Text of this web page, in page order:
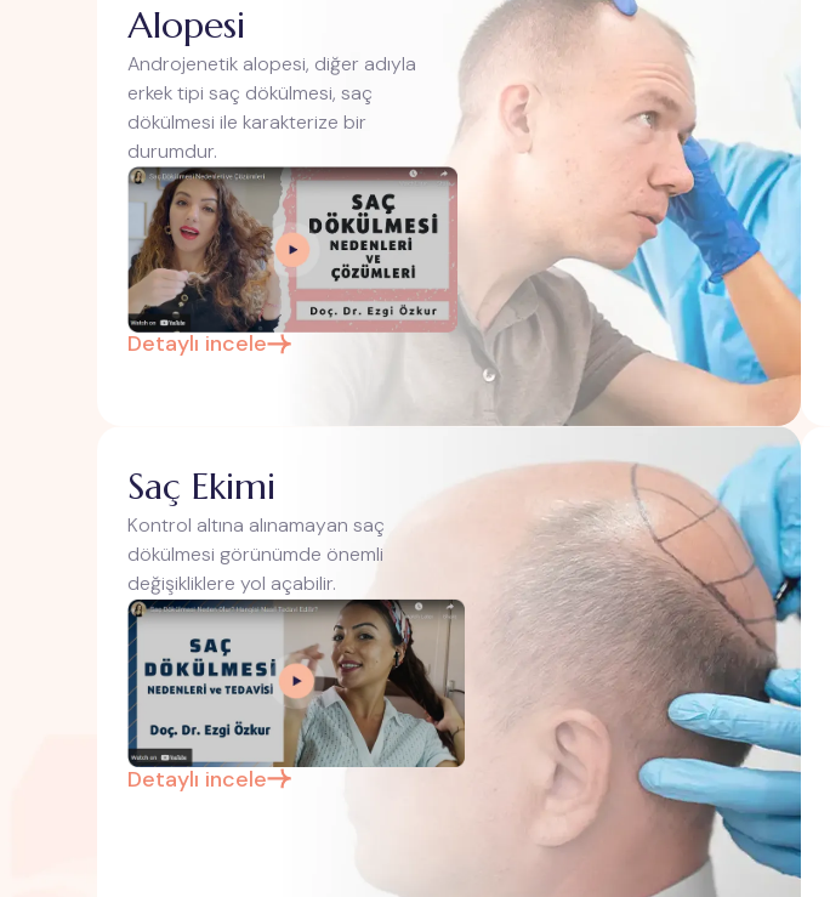
Alopesi
Androjenetik alopesi, diğer adıyla
erkek tipi saç dökülmesi, saç
dökülmesi ile karakterize bir
durumdur.
Detaylı incele
Saç Ekimi
Kontrol altına alınamayan saç
dökülmesi görünümde önemli
değişikliklere yol açabilir.
Detaylı incele